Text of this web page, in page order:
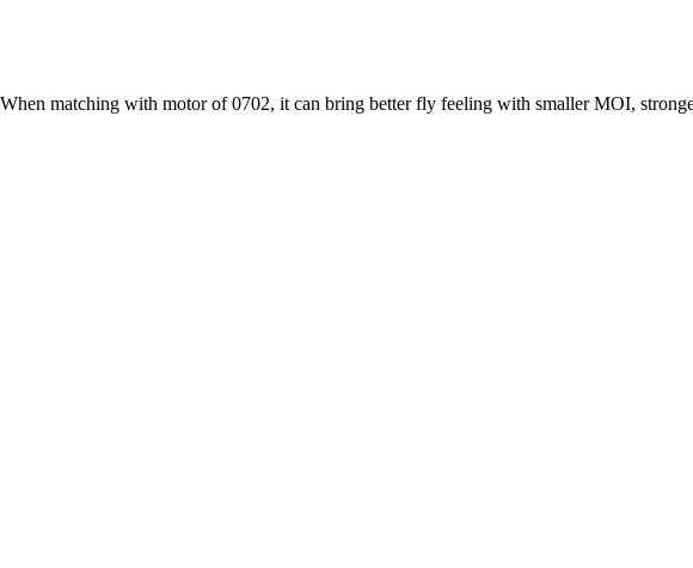
matching with motor of 0702, it can bring better fly feeling with smaller MOI,